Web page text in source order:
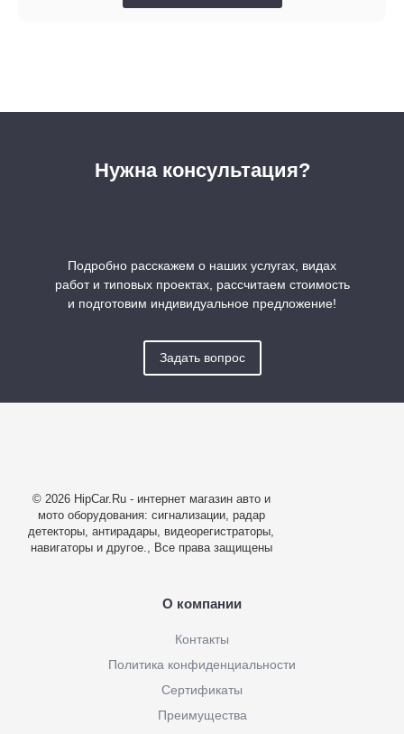
Нужна консультация?
Подробно расскажем о наших услугах, видах
работ и типовых проектах, рассчитаем стоимость
и подготовим индивидуальное предложение!
Задать вопрос
© 2026 HipCar.Ru - интернет магазин авто и
мото оборудования: сигнализации, радар
детекторы, антирадары, видеорегистраторы,
навигаторы и другое., Все права защищены
О компании
Контакты
Политика конфиденциальности
Сертификаты
Преимущества